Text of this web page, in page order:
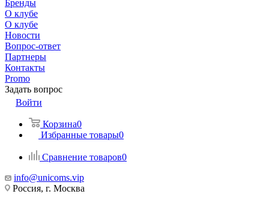
Бренды
О клубе
О клубе
Новости
Вопрос-ответ
Партнеры
Контакты
Promo
Задать вопрос
Войти
Корзина0
Избранные товары0
Сравнение товаров0
info@unicoms.vip
Россия, г. Москва